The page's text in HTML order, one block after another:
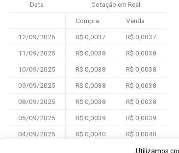
Data Cotação em Real
Compra Venda
12/09/2025 R$ 0,0037 R$ 0,0037
11/09/2025 R$ 0,0038 R$ 0,0038
10/09/2025 R$ 0,0038 R$ 0,0038
09/09/2025 R$ 0,0038 R$ 0,0038
08/09/2025 R$ 0,0038 R$ 0,0038
05/09/2025 R$ 0,0039 R$ 0,0039
04/09/2025 R$ 0,0040 R$ 0,0040
R$ 0,0040
Utilizamos